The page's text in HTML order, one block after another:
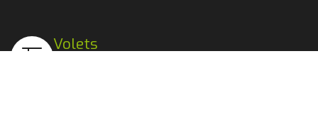
Volets